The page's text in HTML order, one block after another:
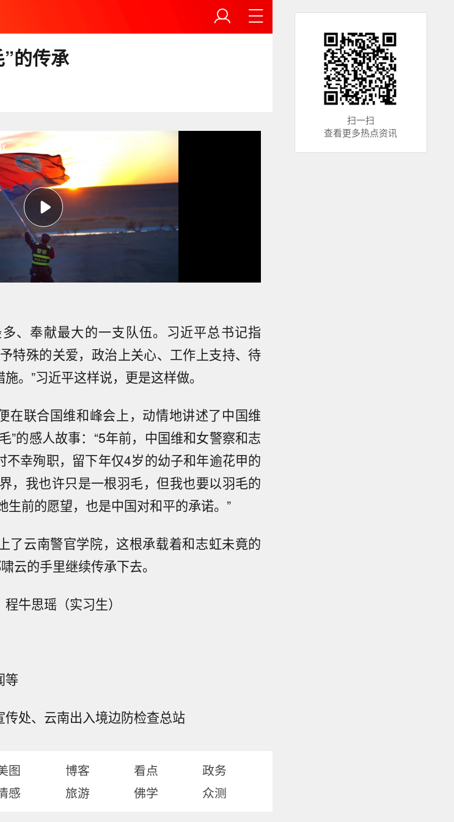
的传承
、奉献最大的一支队伍。习近平总书记指
特殊的关爱，政治上关心、工作上支持、待
。”习近平这样说，更是这样做。
在联合国维和峰会上，动情地讲述了中国维
”的感人故事：“5年前，中国维和女警察和志
幸殉职，留下年仅4岁的幼子和年逾花甲的
，我也许只是一根羽毛，但我也要以羽毛的
生前的愿望，也是中国对和平的承诺。”
了云南警官学院，这根承载着和志虹未竟的
云的手里继续传承下去。
牛思瑶（实习生）
等
处、云南出入境边防检查总站
图 博客 看点
政务
感 旅游 佛学 众测
扫一扫
查看更多热点资讯